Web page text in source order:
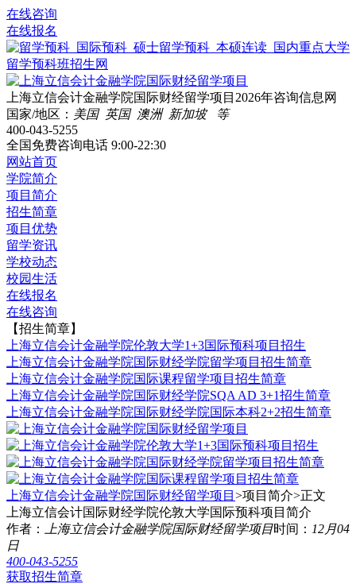
在线咨询
在线报名
上海立信会计金融学院国际财经留学项目2026年咨询信息网
国家/地区： 美国 英国 澳洲 新加坡 等
400-043-5255
全国免费咨询电话 9:00-22:30
网站首页
学院简介
项目简介
招生简章
项目优势
留学资讯
学校动态
校园生活
在线报名
在线咨询
【招生简章】
上海立信会计金融学院伦敦大学1+3国际预科项目招生
上海立信会计金融学院国际财经学院留学项目招生简章
上海立信会计金融学院国际课程留学项目招生简章
上海立信会计金融学院国际财经学院SQA AD 3+1招生简章
上海立信会计金融学院国际财经学院国际本科2+2招生简章
上海立信会计金融学院国际财经留学项目 >项目简介>正文
上海立信会计国际财经学院伦敦大学国际预科项目简介
作者：
上海立信会计金融学院国际财经留学项目时间： 12月04
日
400-043-5255
获取招生简章